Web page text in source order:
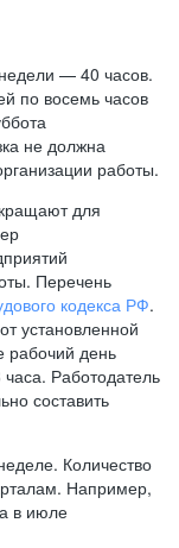
— 40 часов.
по восемь часов
не должна
работы.
для
Перечень
кодекса РФ.
установленной
рабочий день
часа. Работодатель
составить
Количество
Например,
в июле